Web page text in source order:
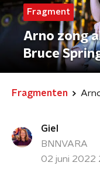
Fragment
Arno zong
Bruce
Fragmenten
Giel
BNNVARA
02 juni 2022